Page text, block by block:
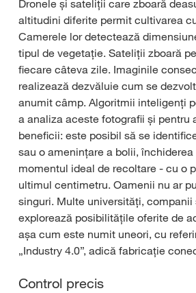
Dronele și sateliții care zboară
altitudini diferite permit cultivarea
Camerele lor detectează
tipul de vegetație. Sateliții zboară
fiecare câteva zile. Imaginile
realizează dezvăluie cum se
anumit câmp. Algoritmii inteligenți
a analiza aceste fotografii și pentru
beneficii: este posibil să se
sau o amenințare a bolii, închiderea
momentul ideal de recoltare - cu o
ultimul centimetru. Oamenii nu ar
singuri. Multe universități, companii
explorează posibilitățile oferite de
așa cum este numit uneori, cu
„Industry 4.0”, adică fabricație
Control precis